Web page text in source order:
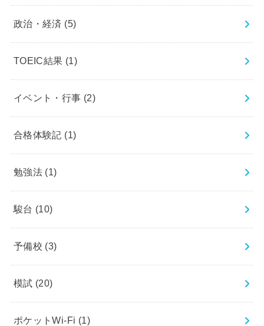
政治・経済 (5)
TOEIC結果 (1)
イベント・行事 (2)
合格体験記 (1)
勉強法 (1)
駿台 (10)
予備校 (3)
模試 (20)
ポケットWi-Fi (1)